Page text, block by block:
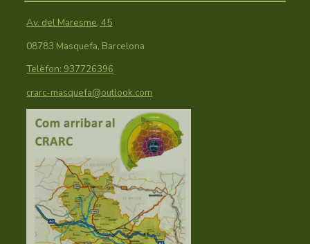
Av. del Maresme, 45
08783 Masquefa, Barcelona
Telèfon: 937726396
crarc-masquefa@outlook.com